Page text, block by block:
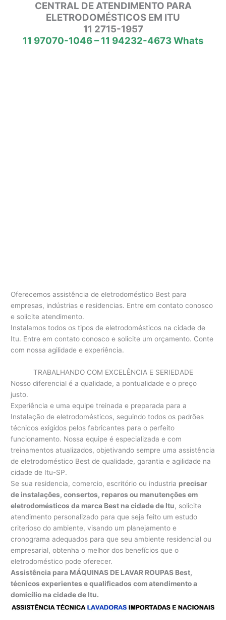
CENTRAL DE ATENDIMENTO PARA
ELETRODOMÉSTICOS EM ITU
11 2715-1957
11 97070-1046 – 11 94232-4673 Whats
Oferecemos assistência de eletrodoméstico Best para
empresas, indústrias e residencias. Entre em contato conosco
e solicite atendimento.
Instalamos todos os tipos de eletrodomésticos na cidade de
Itu. Entre em contato conosco e solicite um orçamento. Conte
com nossa agilidade e experiência.
TRABALHANDO COM EXCELÊNCIA E SERIEDADE
Nosso diferencial é a qualidade, a pontualidade e o preço
justo.
Experiência e uma equipe treinada e preparada para a
Instalação de eletrodomésticos, seguindo todos os padrões
técnicos exigidos pelos fabricantes para o perfeito
funcionamento. Nossa equipe é especializada e com
treinamentos atualizados, objetivando sempre uma assistência
de eletrodoméstico Best de qualidade, garantia e agilidade na
cidade de Itu-SP.
Se sua residencia, comercio, escritório ou industria precisar
de instalações, consertos, reparos ou manutenções em
eletrodomésticos da marca Best na cidade de Itu, solicite
atendimento personalizado para que seja feito um estudo
criterioso do ambiente, visando um planejamento e
cronograma adequados para que seu ambiente residencial ou
empresarial, obtenha o melhor dos benefícios que o
eletrodoméstico pode oferecer.
Assistência para MÁQUINAS DE LAVAR ROUPAS Best,
técnicos experientes e qualificados com atendimento a
domicílio na cidade de Itu.